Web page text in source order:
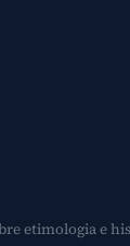
etimologia e